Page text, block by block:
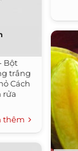
Bột
trắng
Cách
rửa
thêm